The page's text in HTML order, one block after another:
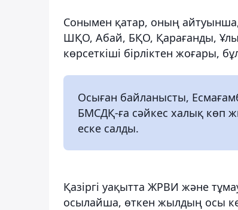
Сонымен қатар, оның
ШҚО, Абай, БҚО, Қарағанды,
көрсеткіші бірліктен жоғары,
Осыған байланысты,
БМСДҚ-ға сәйкес халық көп
еске салды.
Қазіргі уақытта ЖРВИ және
осылайша, өткен жылдың осы